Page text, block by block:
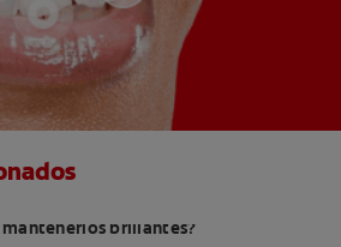
mantenerlos brillantes?